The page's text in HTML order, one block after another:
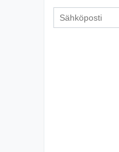
you